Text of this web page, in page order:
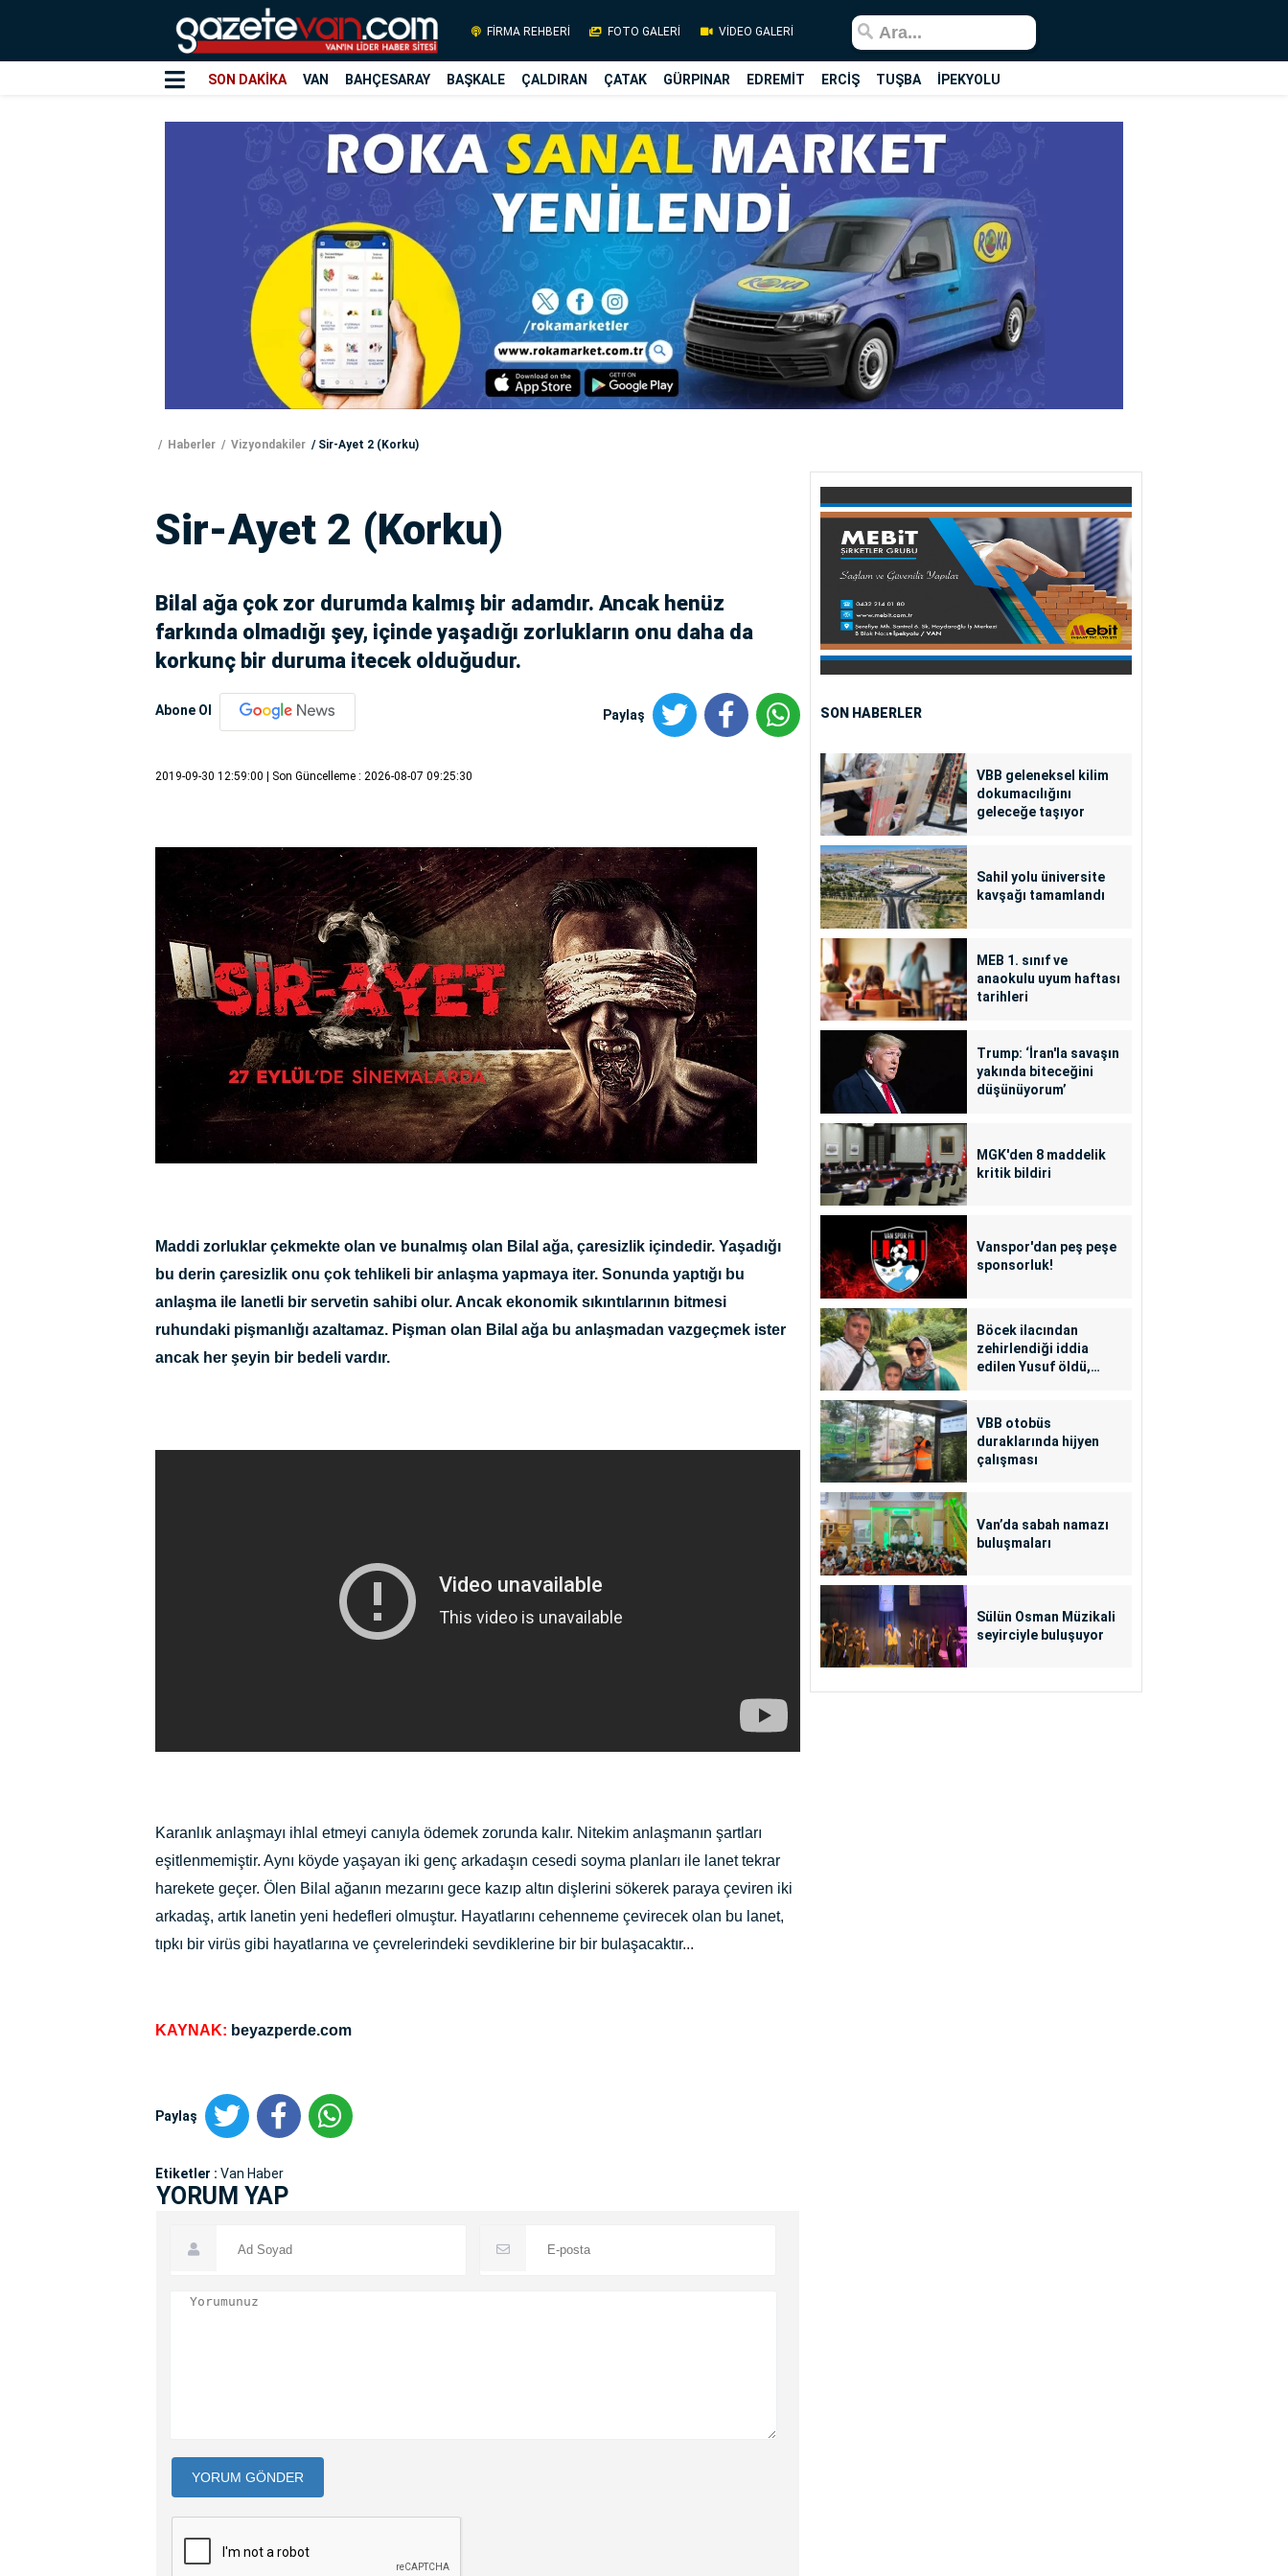
FİRMA REHBERİ FOTO GALERİ VİDEO GALERİ
SON DAKİKA VAN BAHÇESARAY BAŞKALE ÇALDIRAN ÇATAK GÜRPINAR EDREMİT ERCİŞ TUŞBA İPEKYOLU
Haberler Vizyondakiler Sir-Ayet 2 (Korku)
Sir-Ayet 2 (Korku)
Bilal ağa çok zor durumda kalmış bir adamdır. Ancak henüz
farkında olmadığı şey, içinde yaşadığı zorlukların onu daha da
korkunç bir duruma itecek olduğudur.
Abone Ol Paylaş
2019-09-30 12:59:00 | Son Güncelleme : 2026-08-07 09:25:30
Maddi zorluklar çekmekte olan ve bunalmış olan Bilal ağa, çaresizlik içindedir. Yaşadığı
bu derin çaresizlik onu çok tehlikeli bir anlaşma yapmaya iter. Sonunda yaptığı bu
anlaşma ile lanetli bir servetin sahibi olur. Ancak ekonomik sıkıntılarının bitmesi
ruhundaki pişmanlığı azaltamaz. Pişman olan Bilal ağa bu anlaşmadan vazgeçmek ister
ancak her şeyin bir bedeli vardır.
Karanlık anlaşmayı ihlal etmeyi canıyla ödemek zorunda kalır. Nitekim anlaşmanın şartları
eşitlenmemiştir. Aynı köyde yaşayan iki genç arkadaşın cesedi soyma planları ile lanet tekrar
harekete geçer. Ölen Bilal ağanın mezarını gece kazıp altın dişlerini sökerek paraya çeviren iki
arkadaş, artık lanetin yeni hedefleri olmuştur. Hayatlarını cehenneme çevirecek olan bu lanet,
tıpkı bir virüs gibi hayatlarına ve çevrelerindeki sevdiklerine bir bir bulaşacaktır...
KAYNAK: beyazperde.com
Paylaş
Etiketler : Van Haber
YORUM YAP
YORUM GÖNDER
SON HABERLER
VBB geleneksel kilim
dokumacılığını
geleceğe taşıyor
Sahil yolu üniversite
kavşağı tamamlandı
MEB 1. sınıf ve
anaokulu uyum haftası
tarihleri
Trump: ‘İran'la savaşın
yakında biteceğini
düşünüyorum’
MGK'den 8 maddelik
kritik bildiri
Vanspor'dan peş peşe
sponsorluk!
Böcek ilacından
zehirlendiği iddia
edilen Yusuf öldü,
VBB otobüs
duraklarında hijyen
çalışması
Van’da sabah namazı
buluşmaları
Sülün Osman Müzikali
seyirciyle buluşuyor